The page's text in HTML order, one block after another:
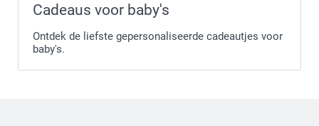
Cadeaus voor baby's
Ontdek de liefste gepersonaliseerde cadeautjes voor
baby's.